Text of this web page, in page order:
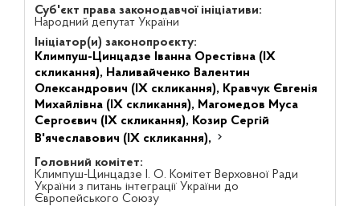
Суб'єкт права законодавчої ініціативи:
Народний депутат України
Ініціатор(и) законопроєкту:
Климпуш-Цинцадзе Іванна Орестівна (IX
скликання), Наливайченко Валентин
Олександрович (IX скликання), Кравчук Євгенія
Михайлівна (IX скликання), Магомедов Муса
Сергоєвич (IX скликання), Козир Сергій
В'ячеславович (IX скликання),
Головний комітет:
Климпуш-Цинцадзе І. О. Комітет Верховної Ради
України з питань інтеграції України до
Європейського Союзу